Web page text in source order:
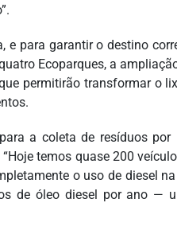
para garantir o destino
Ecoparques, a
permitirão transformar o
a coleta de resíduos por
temos quase 200
o uso de diesel
de óleo diesel por ano —